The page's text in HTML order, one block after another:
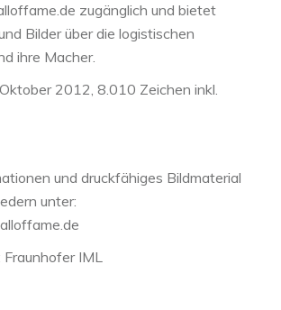
zugänglich und bietet
Bilder über die logistischen
ihre Macher.
2012, 8.010 Zeichen inkl.
und druckfähiges Bildmaterial
unter:
IML